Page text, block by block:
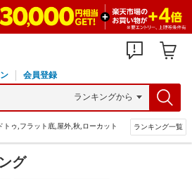
会員登録
トゥ,フラット底,屋外,秋,ローカット ランキング一覧
グ